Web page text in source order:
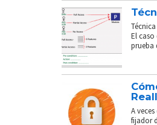
El caso
prueba
A
fijador